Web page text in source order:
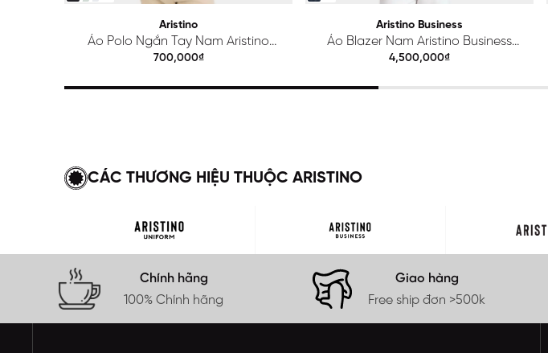
Aristino
Áo Polo Ngắn Tay Nam Aristino
Regular APS615EDP01
700,000₫
Aristino Business
Áo Blazer Nam Aristino Business
Premio 1BZ201S0H2
4,500,000₫
CÁC THƯƠNG HIỆU THUỘC ARISTINO
Chính hãng
100% Chính hãng
Giao hàng
Free ship đơn >500k